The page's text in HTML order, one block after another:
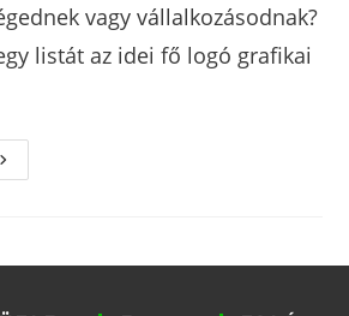
vagy vállalkozásodnak?
listát az idei fő logó grafikai